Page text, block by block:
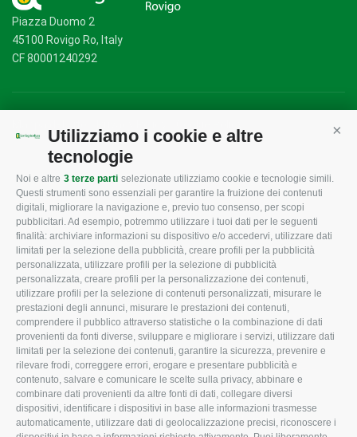
Utilizziamo i cookie e altre
tecnologie
Noi e altre 3 terze parti selezionate utilizziamo cookie e tecnologie simili.
Questi strumenti sono essenziali per garantire la fruizione dei contenuti
digitali, migliorare la navigazione e, previo tuo consenso, per scopi
pubblicitari. Ad esempio, potremmo utilizzare i tuoi dati per le seguenti
finalità: archiviare informazioni su dispositivo e/o accedervi, utilizzare dati
limitati per la selezione della pubblicità, creare profili per la pubblicità
personalizzata, utilizzare profili per la selezione di pubblicità
personalizzata, creare profili per la personalizzazione dei contenuti,
utilizzare profili per la selezione di contenuti personalizzati, misurare le
prestazioni degli annunci, misurare le prestazioni dei contenuti,
comprendere il pubblico attraverso statistiche o la combinazione di dati
provenienti da fonti diverse, sviluppare e migliorare i servizi, utilizzare dati
limitati per la selezione dei contenuti, garantire la sicurezza, prevenire e
rilevare frodi, correggere errori, erogare e presentare pubblicità e
contenuto, salvare e comunicare le scelte sulla privacy, abbinare e
combinare dati provenienti da altre fonti di dati, collegare diversi
dispositivi, identificare i dispositivi in base alle informazioni trasmesse
automaticamente, utilizzare dati di geolocalizzazione precisi, riconoscere i
Piazza Duomo 2
45100 Rovigo Ro, Italy
CF 80001240292
CONFAGRICOLTURA
ROVIGO
L'Associazione
Missione e Progetto
Organigramma aziendale
I Nostri Servizi
Uffici della Sede
provinciale
Le Sedi di Zona
Agricoltori S.r.l.
Whistleblowing
Confagricoltura Rovigo e
CONFAGRICOLTURA
INFORMA
Tecnico
Fiscale
Lavoro
Ambiente
Associazione
CONFAGRICOLTURA
ATTIVA
Notizie in evidenza